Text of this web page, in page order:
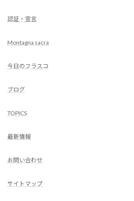
認証・宣言
Montagna sacra
今日のフラスコ
ブログ
TOPICS
最新情報
お問い合わせ
サイトマップ